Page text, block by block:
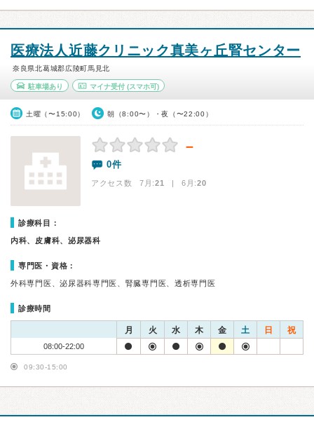
医療法人近藤クリニック真美ヶ丘腎センター
奈良県北葛城郡広陵町馬見北
駐車場あり マイナ受付(スマホ可)
土曜（〜15:00） 朝（8:00〜）・夜（〜22:00）
－
0件
アクセス数 7月:21 | 6月:20
診療科目：
内科、皮膚科、泌尿器科
専門医・資格：
外科専門医、泌尿器科専門医、腎臓専門医、透析専門医
診療時間
月 火 水 木 金 土 日 祝
08:00-22:00
09:30-15:00